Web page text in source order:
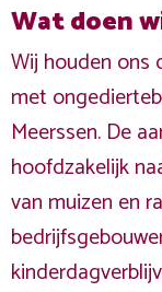
Wat doen
Wij houden ons
met
Meerssen. De
hoofdzakelijk
van muizen en